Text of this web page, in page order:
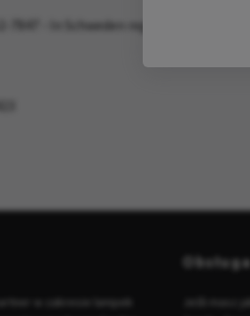
7847 - In Schweden registriert
w zakresie lampek
Jeśli masz